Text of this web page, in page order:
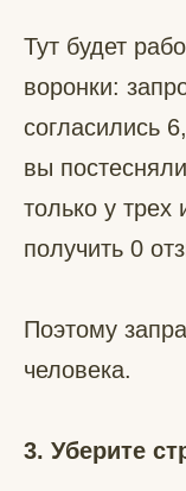
Тут будет
воронки:
согласились
вы
только у трех
получить 0
Поэтому
человека.
3. Уберите